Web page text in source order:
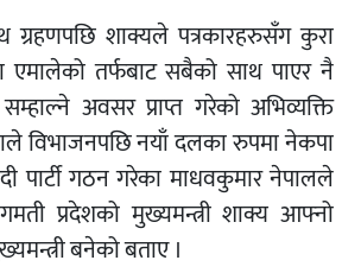
ग्रहणपछि शाक्यले पत्रकारहरुसँग कुरा
तर्फबाट सबैको साथ पाएर नै
अवसर प्राप्त गरेको अभिव्यक्ति
विभाजनपछि नयाँ दलका रुपमा नेकपा
पार्टी गठन गरेका माधवकुमार नेपालले
प्रदेशको मुख्यमन्त्री शाक्य आफ्नो
बनेको बताए ।